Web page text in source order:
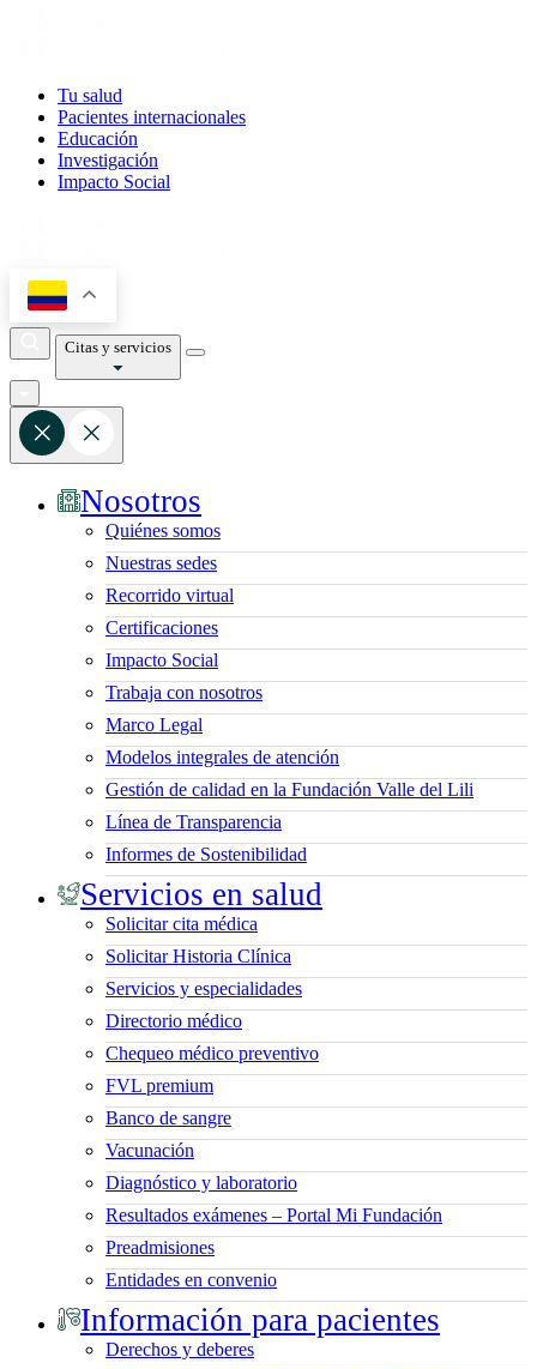
Tu salud
Pacientes internacionales
Educación
Investigación
Impacto Social
Citas y servicios
Nosotros
Quiénes somos
Nuestras sedes
Recorrido virtual
Certificaciones
Impacto Social
Trabaja con nosotros
Marco Legal
Modelos integrales de atención
Gestión de calidad en la Fundación Valle del Lili
Línea de Transparencia
Informes de Sostenibilidad
Servicios en salud
Solicitar cita médica
Solicitar Historia Clínica
Servicios y especialidades
Directorio médico
Chequeo médico preventivo
FVL premium
Banco de sangre
Vacunación
Diagnóstico y laboratorio
Resultados exámenes – Portal Mi Fundación
Preadmisiones
Entidades en convenio
Información para pacientes
Derechos y deberes